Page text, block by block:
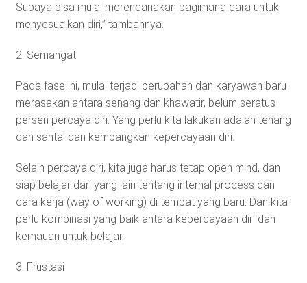
Supaya bisa mulai merencanakan bagimana cara untuk
menyesuaikan diri,” tambahnya.
2. Semangat
Pada fase ini, mulai terjadi perubahan dan karyawan baru
merasakan antara senang dan khawatir, belum seratus
persen percaya diri. Yang perlu kita lakukan adalah tenang
dan santai dan kembangkan kepercayaan diri.
Selain percaya diri, kita juga harus tetap open mind, dan
siap belajar dari yang lain tentang internal process dan
cara kerja (way of working) di tempat yang baru. Dan kita
perlu kombinasi yang baik antara kepercayaan diri dan
kemauan untuk belajar.
3. Frustasi